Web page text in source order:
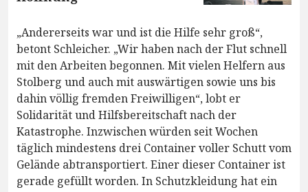
„Andererseits war und ist die Hilfe sehr groß“,
betont Schleicher. „Wir haben nach der Flut schnell
mit den Arbeiten begonnen. Mit vielen Helfern aus
Stolberg und auch mit auswärtigen sowie uns bis
dahin völlig fremden Freiwilligen“, lobt er
Solidarität und Hilfsbereitschaft nach der
Katastrophe. Inzwischen würden seit Wochen
täglich mindestens drei Container voller Schutt vom
Gelände abtransportiert. Einer dieser Container ist
gerade gefüllt worden. In Schutzkleidung hat ein